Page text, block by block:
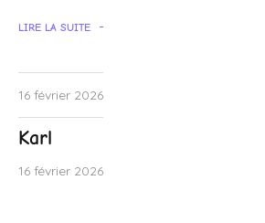
LIRE LA SUITE
16 février 2026
Karl
16 février 2026